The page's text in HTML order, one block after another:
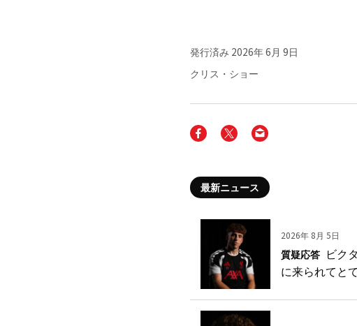
発行済み 2026年 6月 9日
クリス・ショー
最新ニュース
2026年 8月 5日
質疑応答 ビク
に来られてと